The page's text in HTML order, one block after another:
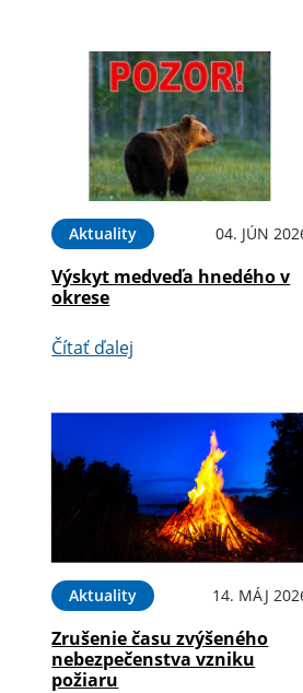
Aktuality 04. JÚN
Výskyt medveďa hnedého v
okrese
Čítať ďalej
Aktuality 14. MÁJ
Zrušenie času zvýšeného
nebezpečenstva vzniku
požiaru